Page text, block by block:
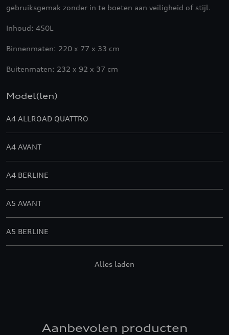
gebruiksgemak zonder in te boeten aan veiligheid of stijl.
Inhoud: 450L
Binnenmaten: 220 x 77 x 33 cm
Buitenmaten: 232 x 92 x 37 cm
Model(len)
A4 ALLROAD QUATTRO
A4 AVANT
A4 BERLINE
A5 AVANT
A5 BERLINE
Alles laden
Aanbevolen producten